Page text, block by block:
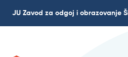
JU Zavod za odgoj i obrazovanje